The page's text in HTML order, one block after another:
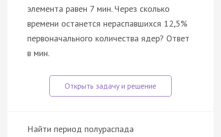
элемента равен 7 мин. Через сколько
времени останется нераспавшихся 12,5%
первоначального количества ядер? Ответ
в мин.
Найти период полураспада